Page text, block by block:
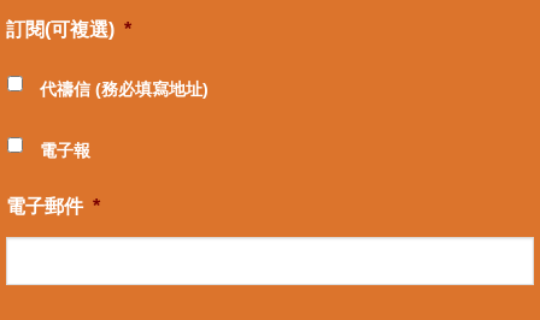
訂閱(可複選) *
代禱信 (務必填寫地址)
電子報
電子郵件 *